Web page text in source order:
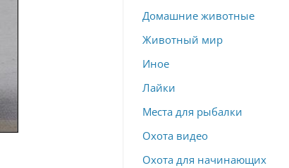
Домашние животные
Животный мир
Иное
Лайки
Места для рыбалки
Охота видео
Охота для начинающих